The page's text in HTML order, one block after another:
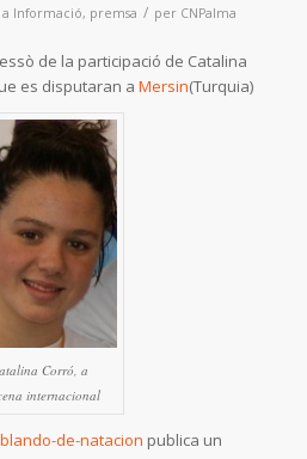
a Informació, premsa / per CNPalma
de la participació de Catalina
es disputaran a Mersin(Turquia)
Corró, a
internacional
de-natacion publica un